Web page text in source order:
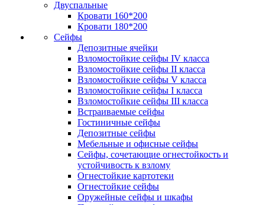
Двуспальные
Кровати 160*200
Кровати 180*200
Сейфы
Депозитные ячейки
Взломостойкие сейфы IV класса
Взломостойкие сейфы II класса
Взломостойкие сейфы V класса
Взломостойкие сейфы I класса
Взломостойкие сейфы III класса
Встраиваемые сейфы
Гостиничные сейфы
Депозитные сейфы
Мебельные и офисные сейфы
Сейфы, сочетающие огнестойкость и
устойчивость к взлому
Огнестойкие картотеки
Огнестойкие сейфы
Оружейные сейфы и шкафы